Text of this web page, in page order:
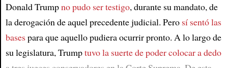
Donald Trumpno pudo ser testigo, durante su mandato, de
la derogación de aquel precedente judicial. Pero sí sentó las
basespara que aquello pudiera ocurrir pronto. A lo largo de
su legislatura, Trumptuvo la suerte de poder colocar a dedo